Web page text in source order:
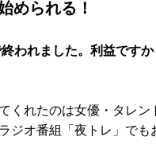
められる！
われました。利益です
くれたのは女優・タレン
ジオ番組「夜トレ」でも